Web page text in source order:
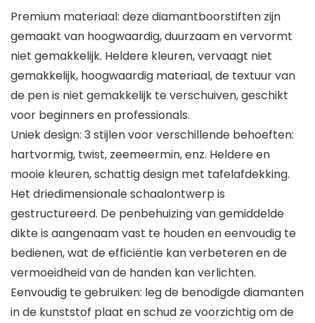
Premium materiaal: deze diamantboorstiften zijn
gemaakt van hoogwaardig, duurzaam en vervormt
niet gemakkelijk. Heldere kleuren, vervaagt niet
gemakkelijk, hoogwaardig materiaal, de textuur van
de pen is niet gemakkelijk te verschuiven, geschikt
voor beginners en professionals.
Uniek design: 3 stijlen voor verschillende behoeften:
hartvormig, twist, zeemeermin, enz. Heldere en
mooie kleuren, schattig design met tafelafdekking.
Het driedimensionale schaalontwerp is
gestructureerd. De penbehuizing van gemiddelde
dikte is aangenaam vast te houden en eenvoudig te
bedienen, wat de efficiëntie kan verbeteren en de
vermoeidheid van de handen kan verlichten.
Eenvoudig te gebruiken: leg de benodigde diamanten
in de kunststof plaat en schud ze voorzichtig om de